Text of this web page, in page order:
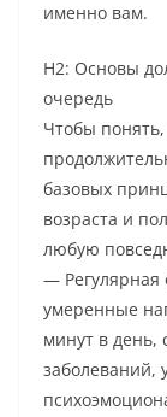
именно вам.
H2: Основы
очередь
Чтобы
базовых
возраста и
любую
— Регулярная
умеренные
минут в день,
заболеваний,